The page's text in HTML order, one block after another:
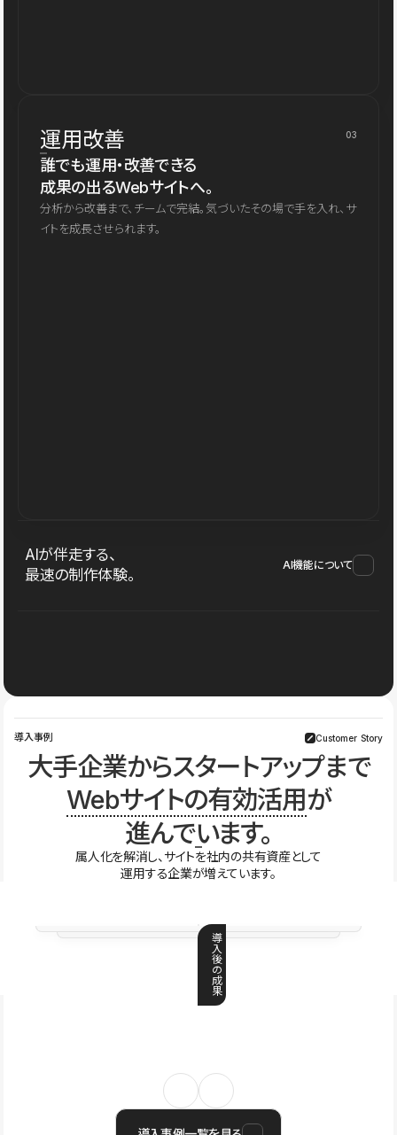
運用改善 03
誰でも運用・改善できる
成果の出るWebサイトへ。
分析から改善まで、チームで完結。気づいたその場で手を入れ、サ
イトを成長させられます。
AIが伴走する、
最速の制作体験。
AI機能について
導入事例 Customer Story
大手企業からスタートアップまで
Webサイトの有効活用が
進んでいます。
属人化を解消し、サイトを社内の共有資産として
運用する企業が増えています。
導
入
後
の
成
果